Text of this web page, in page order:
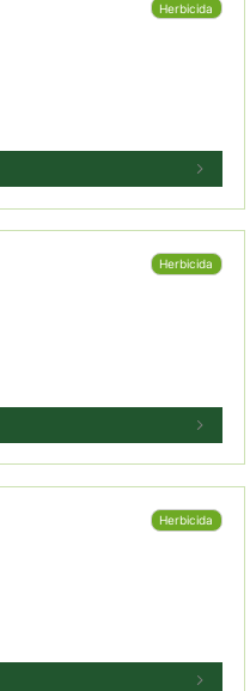
Herbicida
Herbicida
Herbicida